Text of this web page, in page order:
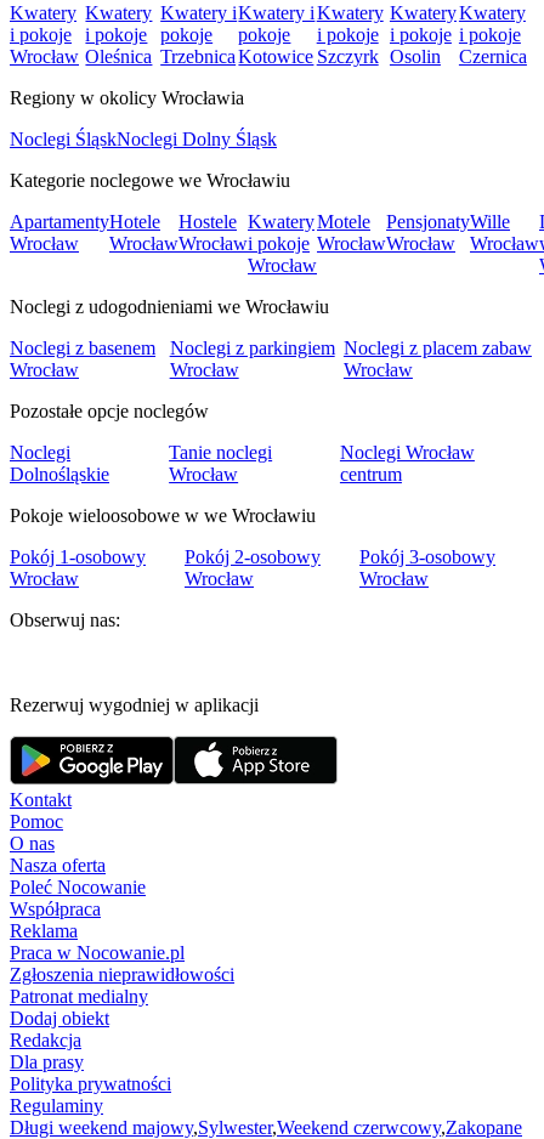
Kwatery
i pokoje
Wrocław
Kwatery
i pokoje
Oleśnica
Kwatery i
pokoje
Trzebnica
Kwatery i
pokoje
Kotowice
Kwatery
i pokoje
Szczyrk
Kwatery
i pokoje
Osolin
Kwatery
i pokoje
Czernica
Regiony w okolicy Wrocławia
Noclegi ŚląskNoclegi Dolny Śląsk
Kategorie noclegowe we Wrocławiu
Apartamenty
Wrocław
Hotele
Wrocław
Hostele
Wrocław
Kwatery
i pokoje
Wrocław
Motele
Wrocław
Pensjonaty
Wrocław
Wille
Wrocław
Noclegi z udogodnieniami we Wrocławiu
Noclegi z basenem
Wrocław
Noclegi z parkingiem
Wrocław
Noclegi z placem zabaw
Wrocław
Pozostałe opcje noclegów
Noclegi
Dolnośląskie
Tanie noclegi
Wrocław
Noclegi Wrocław
centrum
Pokoje wieloosobowe w we Wrocławiu
Pokój 1-osobowy
Wrocław
Pokój 2-osobowy
Wrocław
Pokój 3-osobowy
Wrocław
Obserwuj nas:
Rezerwuj wygodniej w aplikacji
Kontakt
Pomoc
O nas
Nasza oferta
Poleć Nocowanie
Współpraca
Reklama
Praca w Nocowanie.pl
Zgłoszenia nieprawidłowości
Patronat medialny
Dodaj obiekt
Redakcja
Dla prasy
Polityka prywatności
Regulaminy
Długi weekend majowy,Sylwester,Weekend czerwcowy,Zakopane